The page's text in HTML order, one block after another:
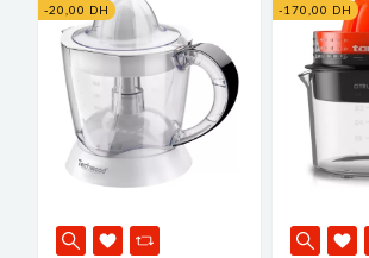
-20,00 DH -170,00 DH